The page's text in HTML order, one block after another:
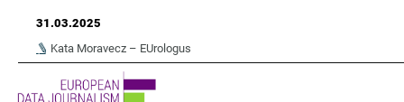
31.03.2025
Kata Moravecz – EUrologus